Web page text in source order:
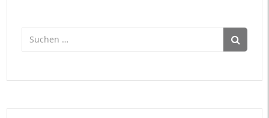
nach: